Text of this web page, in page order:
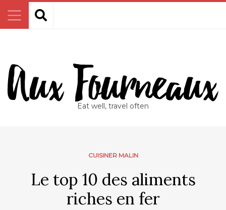
Eat well, travel often
CUISINER MALIN
Le top 10 des aliments
riches en fer